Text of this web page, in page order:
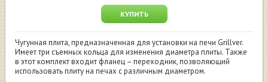
КУПИТЬ
Чугунная плита, предназначенная для установки на печи Grillver.
Имеет три съемных кольца для изменения диаметра плиты. Также
в этот комплект входит фланец – переходник, позволяющий
использовать плиту на печах с различным диаметром.